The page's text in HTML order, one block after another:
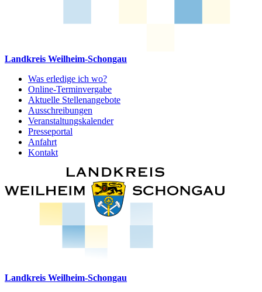
Landkreis Weilheim-Schongau
Was erledige ich wo?
Online-Terminvergabe
Aktuelle Stellenangebote
Ausschreibungen
Veranstaltungskalender
Presseportal
Anfahrt
Kontakt
Landkreis Weilheim-Schongau